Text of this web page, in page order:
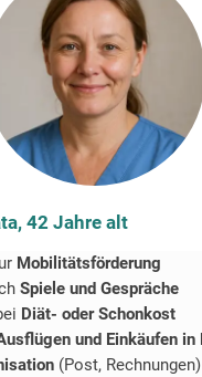
42 Jahre alt
Mobilitätsförderung
Spiele und Gespräche
Diät- oder Schonkost
und Einkäufen in
(Post, Rechnungen)